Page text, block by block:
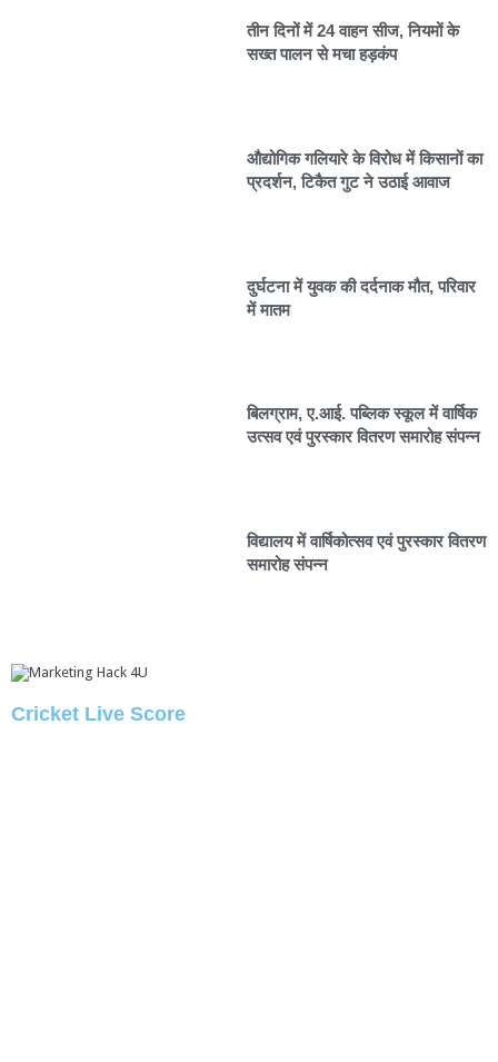
तीन दिनों में 24 वाहन सीज, नियमों के
सख्त पालन से मचा हड़कंप
औद्योगिक गलियारे के विरोध में किसानों का
प्रदर्शन, टिकैत गुट ने उठाई आवाज
दुर्घटना में युवक की दर्दनाक मौत, परिवार
में मातम
बिलग्राम, ए.आई. पब्लिक स्कूल में वार्षिक
उत्सव एवं पुरस्कार वितरण समारोह संपन्न
विद्यालय में वार्षिकोत्सव एवं पुरस्कार वितरण
समारोह संपन्न
Cricket Live Score